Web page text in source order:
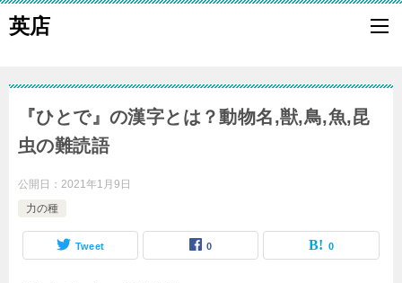
英店
『ひとで』の漢字とは？動物名,獣,鳥,魚,昆
虫の難読語
公開日： 2021年1月9日
力の種
Tweet 0 0